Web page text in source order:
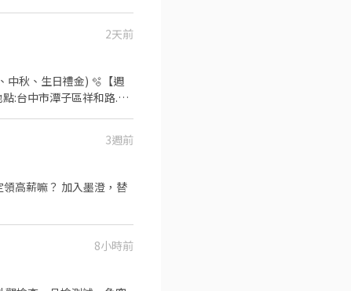
市大雅區民生路四段40號
區圓環東路315號 北
梅亭店：台中市北區梅
篤行店：台中市北區篤行
中忠誠店：台中市西區忠
台中市南屯區黎明路一
中市南屯區黎明路二段
號 台中樹德店：台中市
❣️ ☎️ 電話: 04-2560 0907
2天前
秋、生日禮金) 🫧【週
、滿二個月：$6000、滿
速加入】
3週前
高薪嘛？ 加入墨澄，替
8小時前